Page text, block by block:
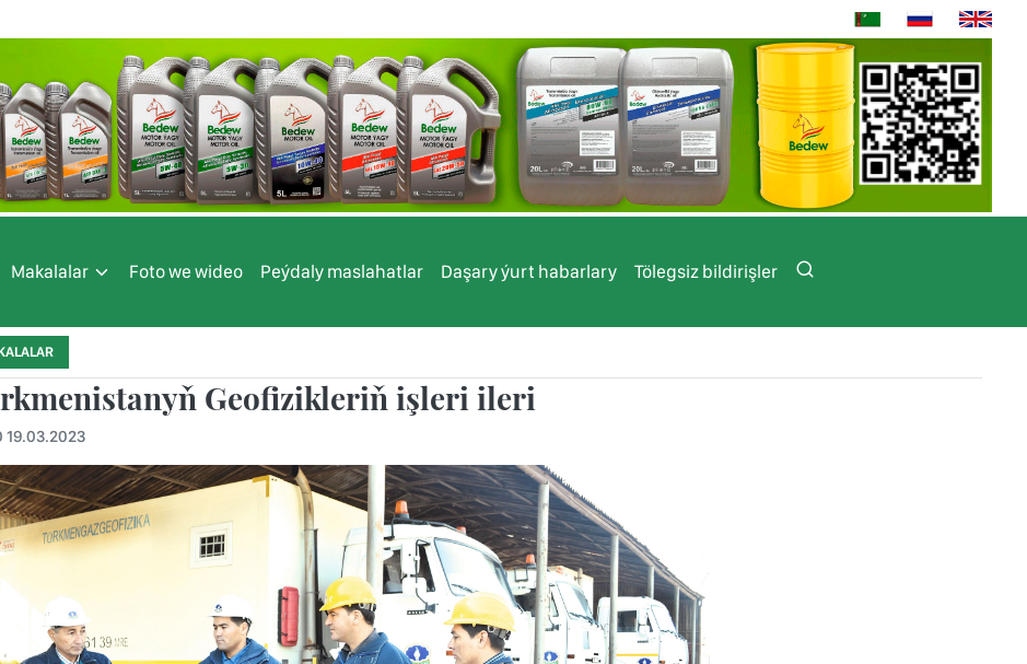
Makalalar Foto we wideo Peýdaly maslahatlar Daşary ýurt habarlary Tölegsiz bildirişler
Geofizikleriň işleri ileri
19.03.2023